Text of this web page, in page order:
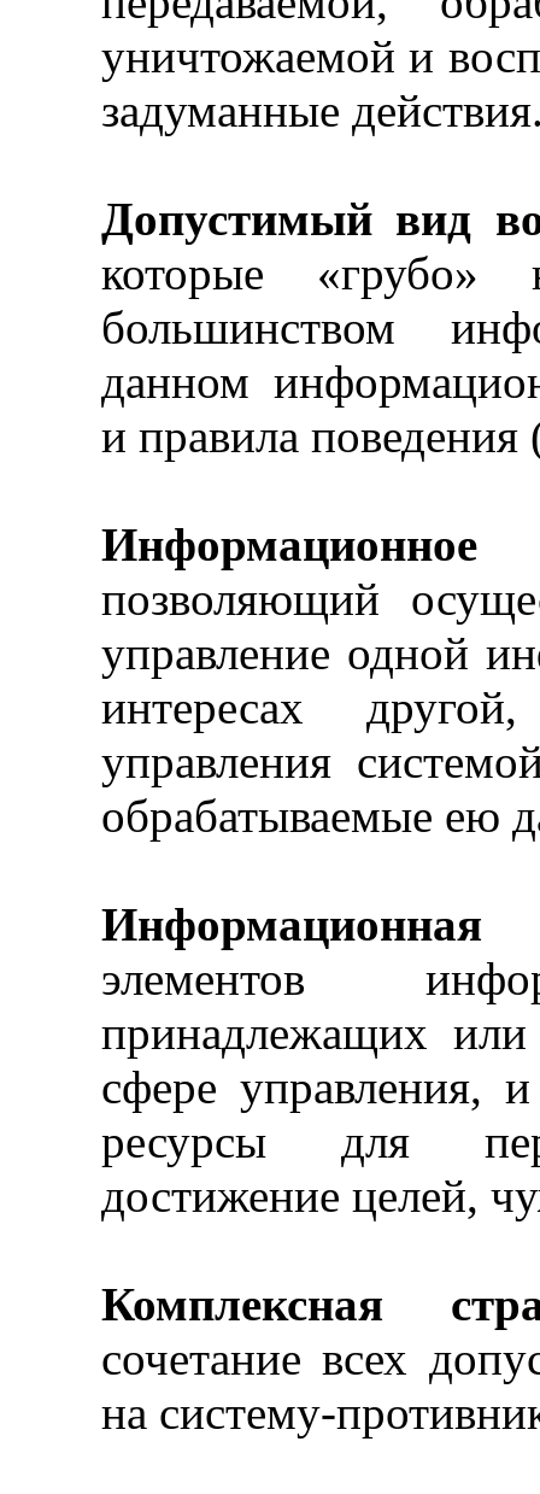
уничтожаемой и
задуманные
Допустимый вид
которые «грубо»
большинством
данном
и правила
Информационное
позволяющий
управление одной
интересах
управления
обрабатываемые ею
Информационная
элементов
принадлежащих
сфере управления,
ресурсы для
достижение целей,
Комплексная
сочетание всех
на систему-